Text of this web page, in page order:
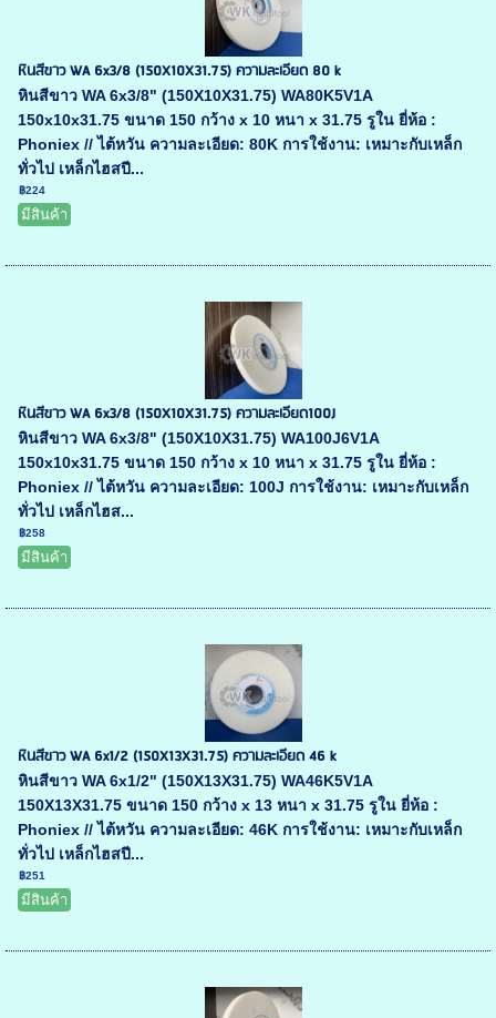
หินสีขาว WA 6x3/8 (150X10X31.75) ความละเอียด 80 k
หินสีขาว WA 6x3/8" (150X10X31.75) WA80K5V1A
150x10x31.75 ขนาด 150 กว้าง x 10 หนา x 31.75 รูใน ยี่ห้อ :
Phoniex // ไต้หวัน ความละเอียด: 80K การใช้งาน: เหมาะกับเหล็ก
ทั่วไป เหล็กไฮสปี...
฿224
มีสินค้า
หินสีขาว WA 6x3/8 (150X10X31.75) ความละเอียด100J
หินสีขาว WA 6x3/8" (150X10X31.75) WA100J6V1A
150x10x31.75 ขนาด 150 กว้าง x 10 หนา x 31.75 รูใน ยี่ห้อ :
Phoniex // ไต้หวัน ความละเอียด: 100J การใช้งาน: เหมาะกับเหล็ก
ทั่วไป เหล็กไฮส...
฿258
มีสินค้า
หินสีขาว WA 6x1/2 (150X13X31.75) ความละเอียด 46 k
หินสีขาว WA 6x1/2" (150X13X31.75) WA46K5V1A
150X13X31.75 ขนาด 150 กว้าง x 13 หนา x 31.75 รูใน ยี่ห้อ :
Phoniex // ไต้หวัน ความละเอียด: 46K การใช้งาน: เหมาะกับเหล็ก
ทั่วไป เหล็กไฮสปี...
฿251
มีสินค้า